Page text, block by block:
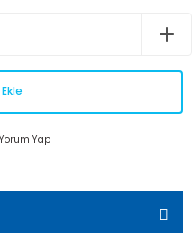
Yorum Yap